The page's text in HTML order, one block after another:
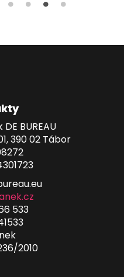
BUREAU
390 02 Tábor
533
2010